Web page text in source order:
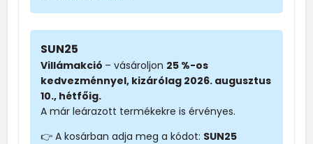
SUN25
Villámakció – vásároljon 25 %-os
kedvezménnyel, kizárólag 2026. augusztus
10., hétfőig.
A már leárazott termékekre is érvényes.
👉 A kosárban adja meg a kódot: SUN25